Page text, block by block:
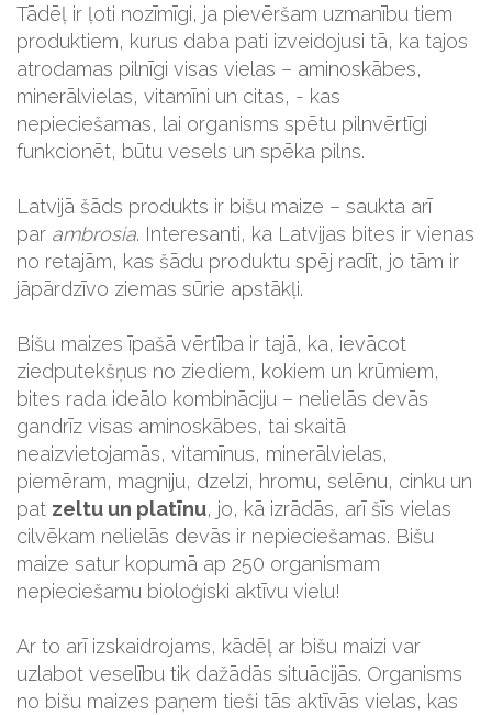
Tādēļ ir ļoti nozīmīgi, ja pievēršam uzmanību tiem
produktiem, kurus daba pati izveidojusi tā, ka tajos
atrodamas pilnīgi visas vielas – aminoskābes,
minerālvielas, vitamīni un citas, - kas
nepieciešamas, lai organisms spētu pilnvērtīgi
funkcionēt, būtu vesels un spēka pilns.
Latvijā šāds produkts ir bišu maize – saukta arī
par ambrosia. Interesanti, ka Latvijas bites ir vienas
no retajām, kas šādu produktu spēj radīt, jo tām ir
jāpārdzīvo ziemas sūrie apstākļi.
Bišu maizes īpašā vērtība ir tajā, ka, ievācot
ziedputekšņus no ziediem, kokiem un krūmiem,
bites rada ideālo kombināciju – nelielās devās
gandrīz visas aminoskābes, tai skaitā
neaizvietojamās, vitamīnus, minerālvielas,
piemēram, magniju, dzelzi, hromu, selēnu, cinku un
pat zeltu un platīnu, jo, kā izrādās, arī šīs vielas
cilvēkam nelielās devās ir nepieciešamas. Bišu
maize satur kopumā ap 250 organismam
nepieciešamu bioloģiski aktīvu vielu!
Ar to arī izskaidrojams, kādēļ ar bišu maizi var
uzlabot veselību tik dažādās situācijās. Organisms
no bišu maizes paņem tieši tās aktīvās vielas, kas